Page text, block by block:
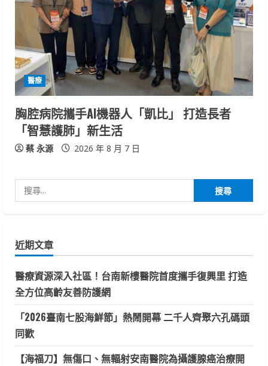
醫療
胸腔病院攜手AI機器人「凱比」 打造長者
「智慧護肺」新生活
蔡 永源 2026 年 8 月 7 日
尋
字:
近期文章
醫療資源深入社區！台南新樓醫院首度攜手復興里 打造
全方位高齡友善防護網
「2026臺南七股海鮮節」熱鬧開幕 二千人齊聚六孔碼頭
同歡
【海福刀】無傷口、無輻射安南醫院為攝護腺癌治療開